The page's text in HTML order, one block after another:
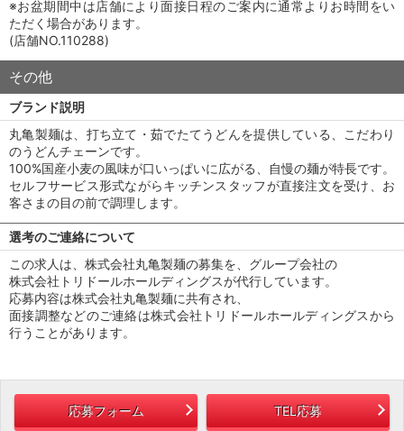
※お盆期間中は店舗により面接日程のご案内に通常よりお時間をい
ただく場合があります。
(店舗NO.110288)
その他
ブランド説明
丸亀製麺は、打ち立て・茹でたてうどんを提供している、こだわり
のうどんチェーンです。
100%国産小麦の風味が口いっぱいに広がる、自慢の麺が特長です。
セルフサービス形式ながらキッチンスタッフが直接注文を受け、お
客さまの目の前で調理します。
選考のご連絡について
この求人は、株式会社丸亀製麺の募集を、グループ会社の
株式会社トリドールホールディングスが代行しています。
応募内容は株式会社丸亀製麺に共有され、
面接調整などのご連絡は株式会社トリドールホールディングスから
行うことがあります。
応募フォーム TEL応募